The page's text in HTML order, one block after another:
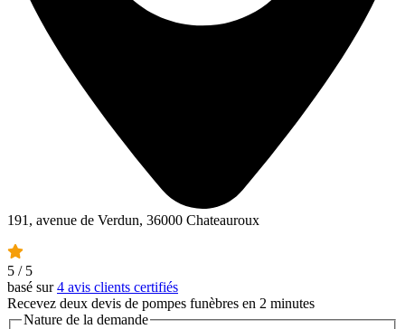
191, avenue de Verdun, 36000 Chateauroux
5 / 5
basé sur4 avis clients certifiés
Recevez deux devis de pompes funèbres en 2 minutes
Nature de la demande